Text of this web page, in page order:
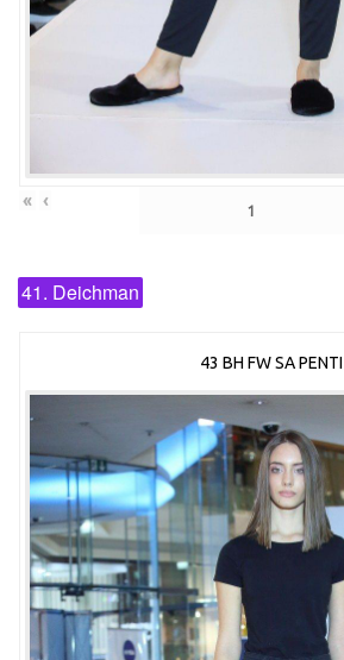
« ‹
41. Deichman
43 BH FW SA PENTI